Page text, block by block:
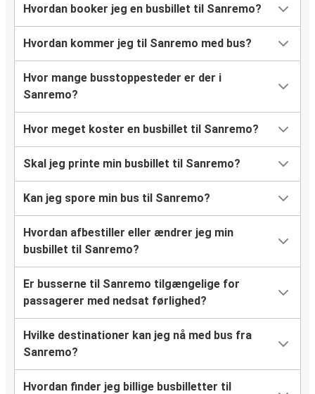
Hvordan booker jeg en busbillet til Sanremo?
Hvordan kommer jeg til Sanremo med bus?
Hvor mange busstoppesteder er der i
Sanremo?
Hvor meget koster en busbillet til Sanremo?
Skal jeg printe min busbillet til Sanremo?
Kan jeg spore min bus til Sanremo?
Hvordan afbestiller eller ændrer jeg min
busbillet til Sanremo?
Er busserne til Sanremo tilgængelige for
passagerer med nedsat førlighed?
Hvilke destinationer kan jeg nå med bus fra
Sanremo?
Hvordan finder jeg billige busbilletter til